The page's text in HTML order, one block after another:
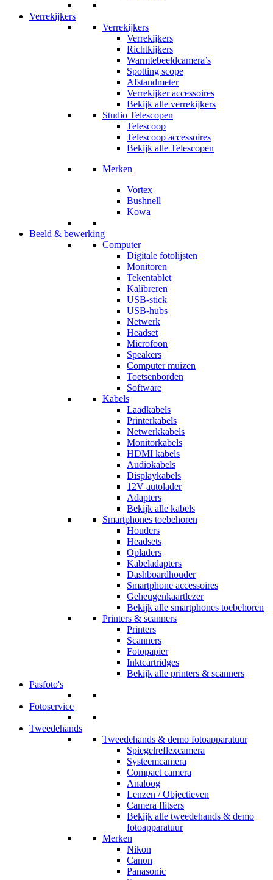
Verrekijkers
Verrekijkers
Verrekijkers
Richtkijkers
Warmtebeeldcamera’s
Spotting scope
Afstandmeter
Verrekijker accessoires
Bekijk alle verrekijkers
Studio Telescopen
Telescoop
Telescoop accessoires
Bekijk alle Telescopen
Merken
Vortex
Bushnell
Kowa
Beeld & bewerking
Computer
Digitale fotolijsten
Monitoren
Tekentablet
Kalibreren
USB-stick
USB-hubs
Netwerk
Headset
Microfoon
Speakers
Computer muizen
Toetsenborden
Software
Kabels
Laadkabels
Printerkabels
Netwerkkabels
Monitorkabels
HDMI kabels
Audiokabels
Displaykabels
12V autolader
Adapters
Bekijk alle kabels
Smartphones toebehoren
Houders
Headsets
Opladers
Kabeladapters
Dashboardhouder
Smartphone accessoires
Geheugenkaartlezer
Bekijk alle smartphones toebehoren
Printers & scanners
Printers
Scanners
Fotopapier
Inktcartridges
Bekijk alle printers & scanners
Pasfoto's
Fotoservice
Tweedehands
Tweedehands & demo fotoapparatuur
Spiegelreflexcamera
Systeemcamera
Compact camera
Analoog
Lenzen / Objectieven
Camera flitsers
Bekijk alle tweedehands & demo
fotoapparatuur
Merken
Nikon
Canon
Panasonic